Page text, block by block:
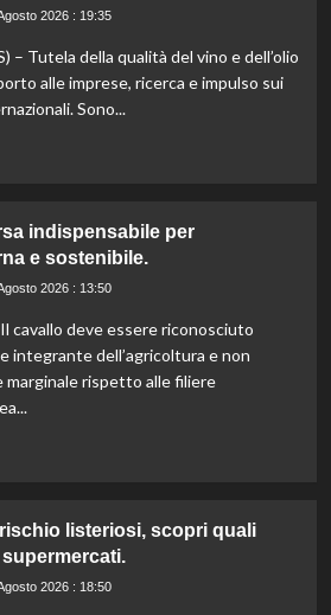
2026 : 19:35
– Tutela della qualità del vino e dell’olio
alle imprese, ricerca e impulso sui
Sono...
indispensabile per
e sostenibile.
2026 : 13:50
cavallo deve essere riconosciuto
integrante dell’agricoltura e non
marginale rispetto alle filiere
listeriosi, scopri quali
2026 : 18:50